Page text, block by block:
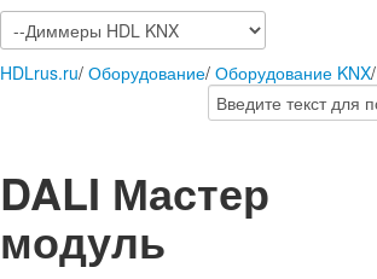
HDLrus.ru/ Оборудование/ Оборудование KNX/
DALI Мастер
модуль